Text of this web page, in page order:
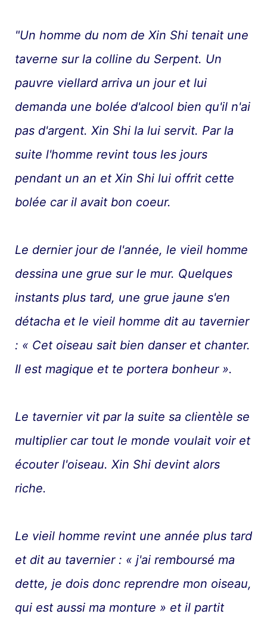
"Un homme du nom de Xin Shi tenait une
taverne sur la colline du Serpent. Un
pauvre viellard arriva un jour et lui
demanda une bolée d'alcool bien qu'il n'ai
pas d'argent. Xin Shi la lui servit. Par la
suite l'homme revint tous les jours
pendant un an et Xin Shi lui offrit cette
bolée car il avait bon coeur.
Le dernier jour de l'année, le vieil homme
dessina une grue sur le mur. Quelques
instants plus tard, une grue jaune s'en
détacha et le vieil homme dit au tavernier
: « Cet oiseau sait bien danser et chanter.
Il est magique et te portera bonheur ».
Le tavernier vit par la suite sa clientèle se
multiplier car tout le monde voulait voir et
écouter l'oiseau. Xin Shi devint alors
riche.
Le vieil homme revint une année plus tard
et dit au tavernier : « j'ai remboursé ma
dette, je dois donc reprendre mon oiseau,
qui est aussi ma monture » et il partit